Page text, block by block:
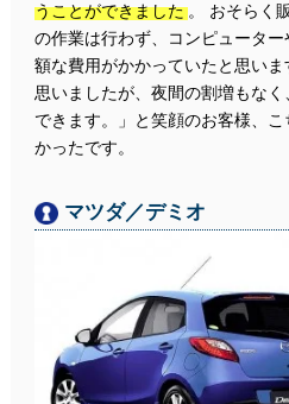
うことができました。 おそらく
の作業は行わず、コンピュータ
額な費用がかかっていたと思い
思いましたが、夜間の割増もな
できます。」と笑顔のお客様、
かったです。
マツダ／デミオ